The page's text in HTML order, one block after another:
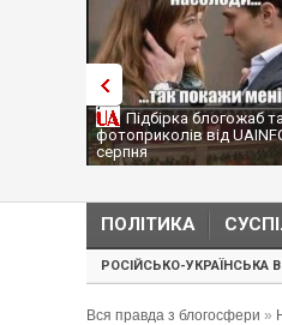
Підбірка блогожаб
фотоприколів від
серпня
ПОЛІТИКА
РОСІЙСЬКО-УКРАЇНСЬКА
Вся правда з блогосфери »